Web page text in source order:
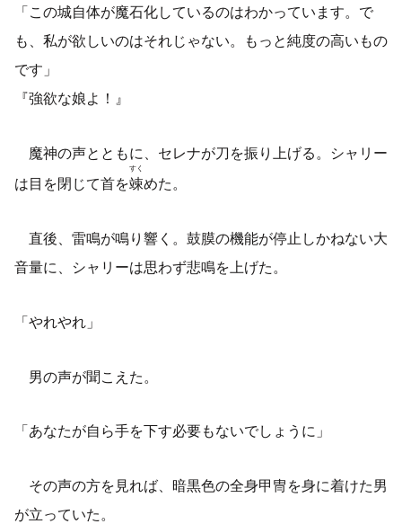
「この城自体が魔石化しているのはわかっています。で
も、私が欲しいのはそれじゃない。もっと純度の高いもの
です」
『強欲な娘よ！』
魔神の声とともに、セレナが刀を振り上げる。シャリー
は目を閉じて首を竦
すく
めた。
直後、雷鳴が鳴り響く。鼓膜の機能が停止しかねない大
音量に、シャリーは思わず悲鳴を上げた。
「やれやれ」
男の声が聞こえた。
「あなたが自ら手を下す必要もないでしょうに」
その声の方を見れば、暗黒色の全身甲冑を身に着けた男
が立っていた。